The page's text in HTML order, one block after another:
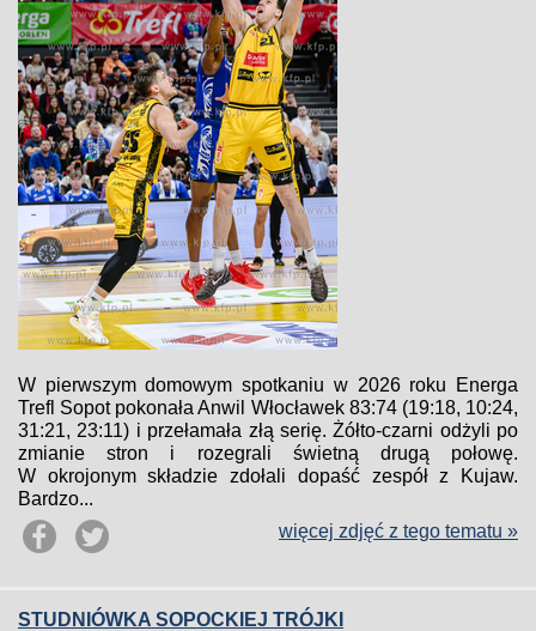
W pierwszym domowym spotkaniu w 2026 roku Energa
Trefl Sopot pokonała Anwil Włocławek 83:74 (19:18, 10:24,
31:21, 23:11) i przełamała złą serię. Żółto-czarni odżyli po
zmianie stron i rozegrali świetną drugą połowę.
W okrojonym składzie zdołali dopaść zespół z Kujaw.
Bardzo...
więcej zdjęć z tego tematu »
STUDNIÓWKA SOPOCKIEJ TRÓJKI